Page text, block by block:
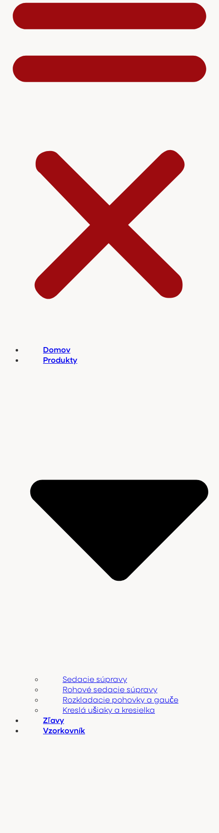
Domov
Produkty
Sedacie súpravy
Rohové sedacie súpravy
Rozkladacie pohovky a gauče
Kreslá ušiaky a kresielka
Zľavy
Vzorkovník